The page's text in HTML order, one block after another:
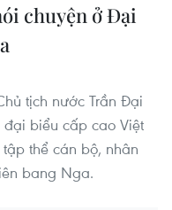
chuyện ở Đại
tịch nước Trần Đại
biểu cấp cao Việt
thể cán bộ, nhân
bang Nga.